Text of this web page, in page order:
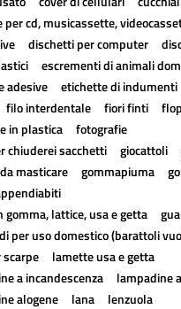
per cd, musicassette,
dischetti per computer
escrementi di animali
adesive
etichette di indumenti
filo interdentale fiori finti
in plastica
fotografie
chiuderei sacchetti
giocattoli
masticare
gommapiuma
gomma, lattice, usa e getta
per uso domestico (barattoli
scarpe
lamette usa e getta
a incandescenza
lampadine
alogene
lana
lenzuola